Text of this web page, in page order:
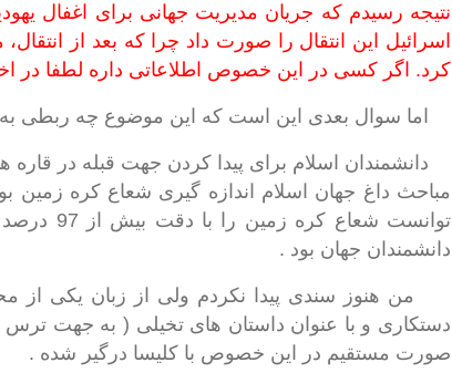
نتیجه رسیدم که جریان مدیریت جهانی برای اغفال
اسرائیل این انتقال را صورت داد چرا که بعد از
کرد. اگر کسی در این خصوص اطلاعاتی داره لطفا در
اما سوال بعدی این است که این موضوع چه ربطی به
دانشمندان اسلام برای پیدا کردن جهت قبله در قاره
مباحث داغ جهان اسلام اندازه گیری شعاع کره زمین
توانست
دانشمندان جهان بود .
من هنوز سندی پیدا نکردم ولی از زبان یکی از
دستکاری و با عنوان داستان های تخیلی ( به جهت ترس
صورت مستقیم در این خصوص با کلیسا درگیر شده .